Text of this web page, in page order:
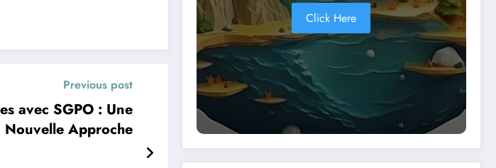
Previous post
avec SGPO : Une
Nouvelle Approche
Click Here